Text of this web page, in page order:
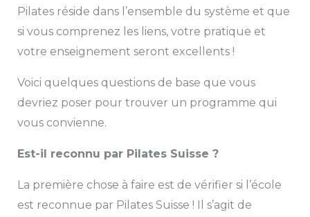
Pilates réside dans l’ensemble du système et que
si vous comprenez les liens, votre pratique et
votre enseignement seront excellents !
Voici quelques questions de base que vous
devriez poser pour trouver un programme qui
vous convienne.
Est-il reconnu par Pilates Suisse ?
La première chose à faire est de vérifier si l’école
est reconnue par Pilates Suisse ! Il s’agit de